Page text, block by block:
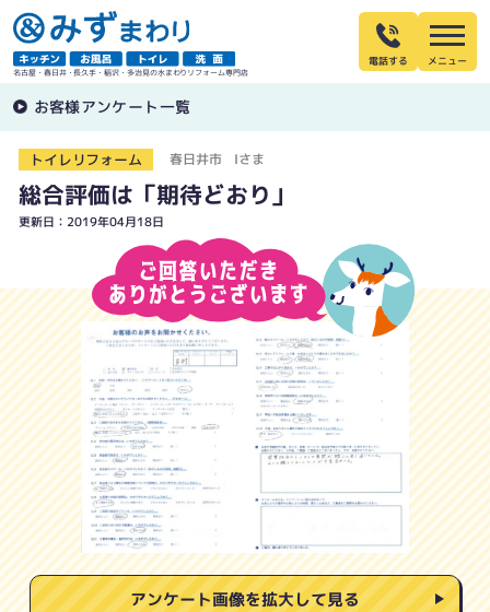
名古屋・春日井・長久手・稲沢・多治見の水まわりリフォーム専門店
電話する
お客様アンケート一覧
トイレリフォーム 春日井市 Iさま
総合評価は「期待どおり」
更新日：2019年04月18日
アンケート画像を拡大して見る